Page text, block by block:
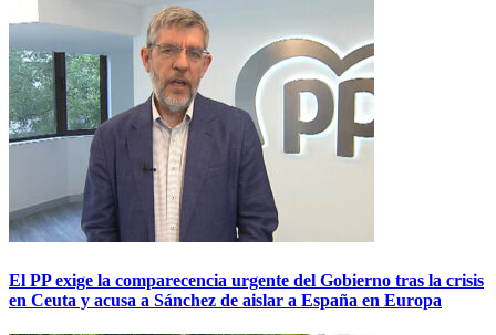
El PP exige la comparecencia urgente del Gobierno tras la crisis
en Ceuta y acusa a Sánchez de aislar a España en Europa